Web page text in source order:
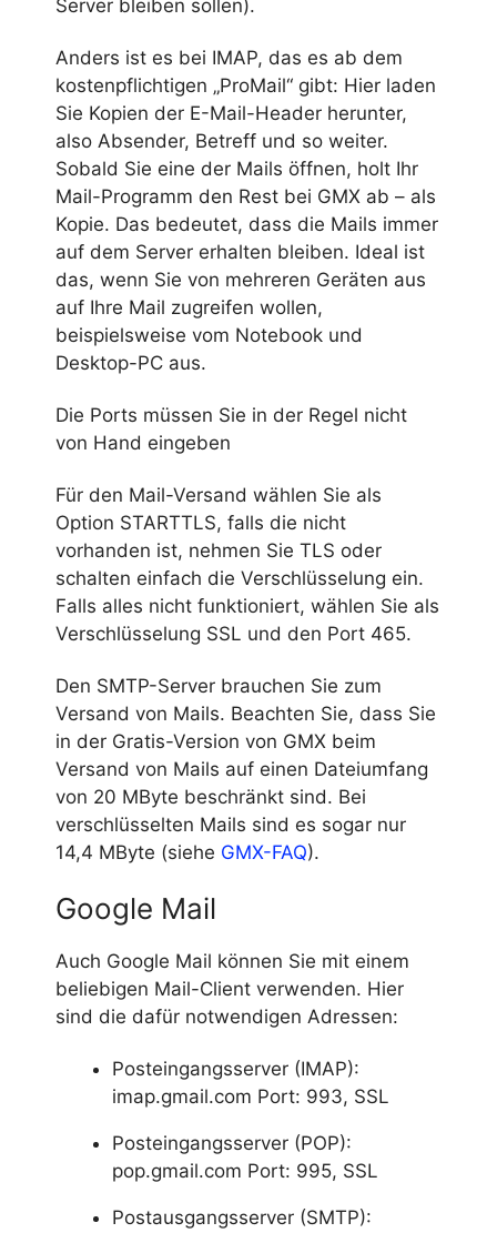
Server bleiben sollen).
Anders ist es bei IMAP, das es ab dem
kostenpflichtigen „ProMail“ gibt: Hier laden
Sie Kopien der E-Mail-Header herunter,
also Absender, Betreff und so weiter.
Sobald Sie eine der Mails öffnen, holt Ihr
Mail-Programm den Rest bei GMX ab – als
Kopie. Das bedeutet, dass die Mails immer
auf dem Server erhalten bleiben. Ideal ist
das, wenn Sie von mehreren Geräten aus
auf Ihre Mail zugreifen wollen,
beispielsweise vom Notebook und
Desktop-PC aus.
Die Ports müssen Sie in der Regel nicht
von Hand eingeben
Für den Mail-Versand wählen Sie als
Option STARTTLS, falls die nicht
vorhanden ist, nehmen Sie TLS oder
schalten einfach die Verschlüsselung ein.
Falls alles nicht funktioniert, wählen Sie als
Verschlüsselung SSL und den Port 465.
Den SMTP-Server brauchen Sie zum
Versand von Mails. Beachten Sie, dass Sie
in der Gratis-Version von GMX beim
Versand von Mails auf einen Dateiumfang
von 20 MByte beschränkt sind. Bei
verschlüsselten Mails sind es sogar nur
14,4 MByte (siehe GMX-FAQ).
Google Mail
Auch Google Mail können Sie mit einem
beliebigen Mail-Client verwenden. Hier
sind die dafür notwendigen Adressen:
Posteingangsserver (IMAP):
imap.gmail.com Port: 993, SSL
Posteingangsserver (POP):
pop.gmail.com Port: 995, SSL
Postausgangsserver (SMTP):